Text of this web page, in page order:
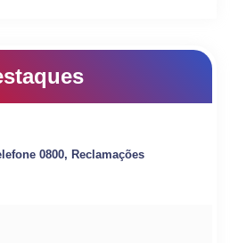
0800, Reclamações